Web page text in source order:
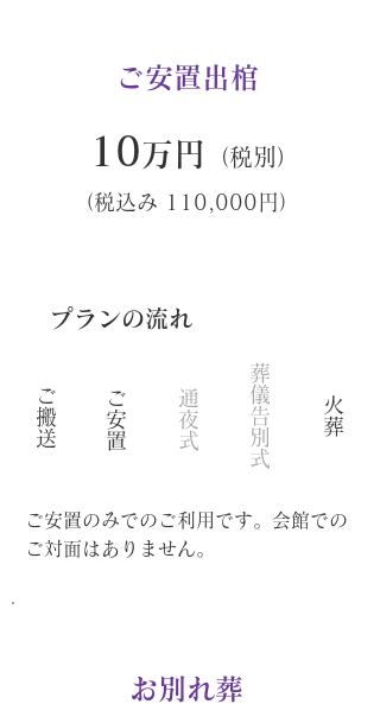
ご安置出棺
10万円 （税別）
（税込み 110,000円）
​プランの流れ
ご安置のみでのご利用です。会館での
ご対面はありません。
ご
搬
送
ご
安
置
通
夜
式
葬
儀
告
別
式
火
葬
お別れ葬